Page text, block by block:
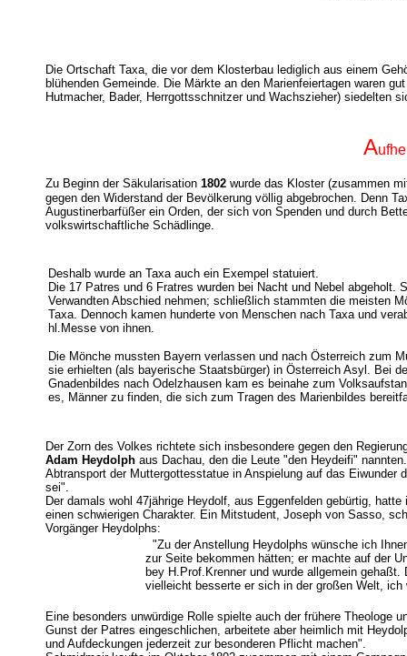
Die Ortschaft Taxa, die vor dem Klosterbau lediglich aus einem
blühenden Gemeinde. Die Märkte an den Marienfeiertagen waren
Hutmacher, Bader, Herrgottsschnitzer und Wachszieher) siedelten
A
Zu Beginn der Säkularisation 1802wurde das Kloster (zusammen
gegen den Widerstand der Bevölkerung völlig abgebrochen. Denn
Augustinerbarfüßer ein Orden, der sich von Spenden und durch
volkswirtschaftliche Schädlinge.
Deshalb wurde an Taxa auch ein Exempel statuiert.
Die 17 Patres und 6 Fratres wurden bei Nacht und Nebel abgeholt.
Verwandten Abschied nehmen; schließlich stammten die meisten
Taxa. Dennoch kamen hunderte von Menschen nach Taxa und
hl.Messe von ihnen.
Die Mönche mussten Bayern verlassen und nach Österreich zum
sie erhielten (als bayerische Staatsbürger) in Österreich Asyl. Bei
Gnadenbildes nach Odelzhausen kam es beinahe zum
es, Männer zu finden, die sich zum Tragen des Marienbildes
Der Zorn des Volkes richtete sich insbesondere gegen den
Adam Heydolphaus Dachau, den die Leute "den Heydeifi"
Abtransport der Muttergottesstatue in Anspielung auf das
sei".
Der damals wohl 47jährige Heydolf, aus Eggenfelden gebürtig,
einen schwierigen Charakter. Ein Mitstudent, Joseph von Sasso,
Vorgänger Heydolphs:
"Zu der Anstellung Heydolphs wünsche ich
zur Seite bekommen hätten; er machte auf der
bey H.Prof.Krenner und wurde allgemein
vielleicht besserte er sich in der großen Welt, ich
Eine besonders unwürdige Rolle spielte auch der frühere Theologe
Gunst der Patres eingeschlichen, arbeitete aber heimlich mit
und Aufdeckungen jederzeit zur besonderen Pflicht machen".